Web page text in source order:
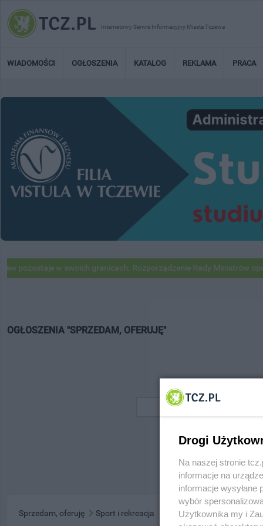
Internetowy Serwis Informacyjny Miasta Tczewa
WIADOMOŚCI OGŁOSZENIA KATALOG REKLAMA PRACA
pozostaje w swoich granicach. Rozporządzenie Rady Ministrów
OGŁOSZENIA "SPRZEDAM, OFERUJĘ"
Sprzedam, oferuję Sport i rekreacja
Drogi
Na naszej stronie
informacje na
informacje wysyłane
wybór
Użytkownika my i